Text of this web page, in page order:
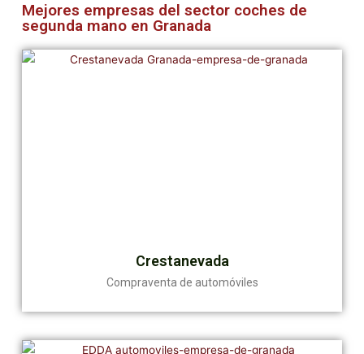
Mejores empresas del sector coches de
segunda mano en Granada
Crestanevada
Compraventa de automóviles